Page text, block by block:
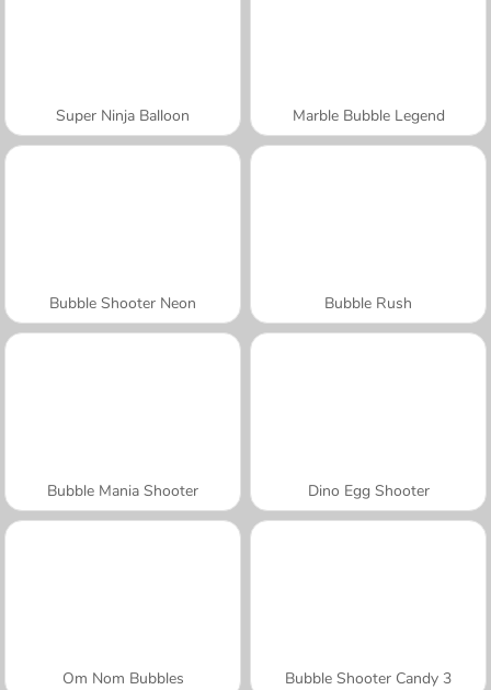
Super Ninja Balloon Marble Bubble Legend
Bubble Shooter Neon Bubble Rush
Bubble Mania Shooter Dino Egg Shooter
Om Nom Bubbles Bubble Shooter Candy 3